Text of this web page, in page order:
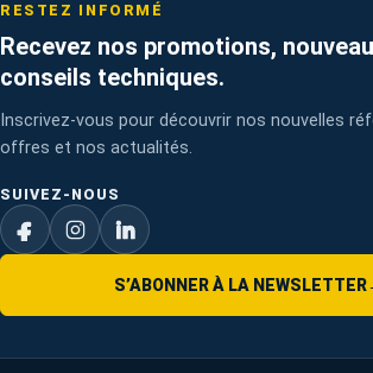
RESTEZ INFORMÉ
Recevez nos promotions,
conseils techniques.
Inscrivez-vous pour découvrir nos nouvelles
offres et nos actualités.
SUIVEZ-NOUS
S’ABONNER À LA NEWSLETTER